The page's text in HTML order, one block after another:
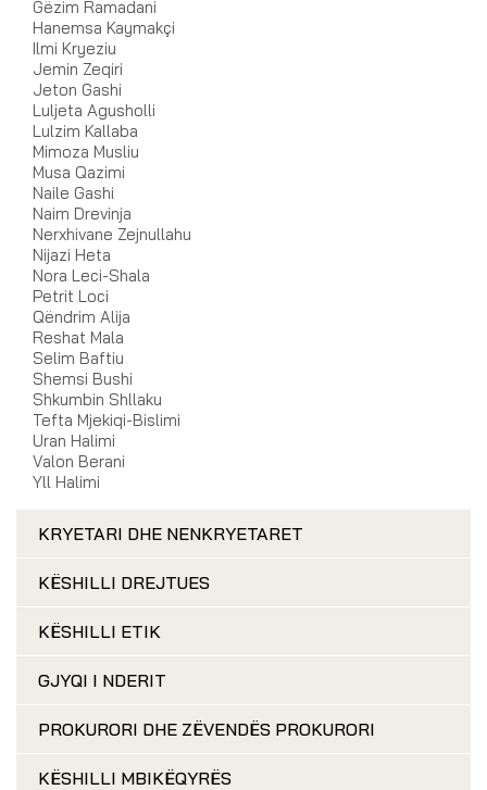
Gëzim Ramadani
Hanemsa Kaymakçi
Ilmi Kryeziu
Jemin Zeqiri
Jeton Gashi
Luljeta Agusholli
Lulzim Kallaba
Mimoza Musliu
Musa Qazimi
Naile Gashi
Naim Drevinja
Nerxhivane Zejnullahu
Nijazi Heta
Nora Leci-Shala
Petrit Loci
Qëndrim Alija
Reshat Mala
Selim Baftiu
Shemsi Bushi
Shkumbin Shllaku
Tefta Mjekiqi-Bislimi
Uran Halimi
Valon Berani
Yll Halimi
KRYETARI DHE NENKRYETARET
KËSHILLI DREJTUES
KËSHILLI ETIK
GJYQI I NDERIT
PROKURORI DHE ZËVENDËS PROKURORI
KËSHILLI MBIKËQYRËS